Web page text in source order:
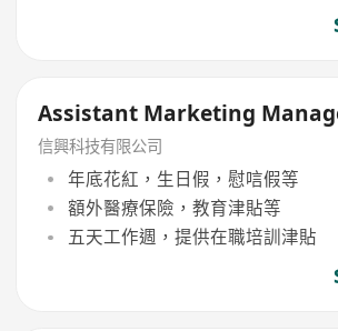
Assistant Marketing
信興科技有限公司
年底花紅，生日假，慰唁假等
額外醫療保險，教育津貼等
五天工作週，提供在職培訓津貼